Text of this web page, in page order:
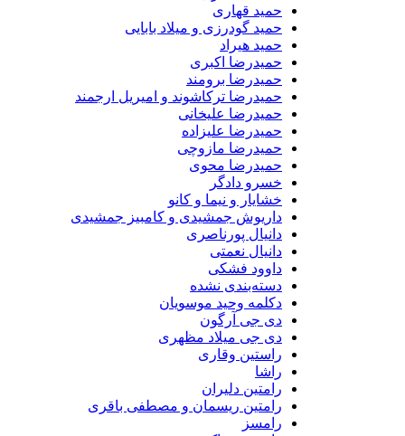
حمید قهاری
حمید گودرزی و میلاد بابایی
حمید هیراد
حمیدرضا اکبری
حمیدرضا برومند
حمیدرضا ترکاشوند و امیریل ارجمند
حمیدرضا علیخانی
حمیدرضا علیزاده
حمیدرضا مازوچی
حمیدرضا محوی
خسرو دادگر
خشایار و نیما و کانو
داریوش جمشیدی و کامبیز جمشیدی
دانیال پورناصری
دانیال نعمتی
داوود فشکی
دسته‌بندی نشده
دکلمه وحید موسویان
دی جی آرگون
دی جی میلاد مظهری
راستین وقاری
راشا
رامتین دلیران
رامتین ریسمان و مصطفی باقری
رامسز